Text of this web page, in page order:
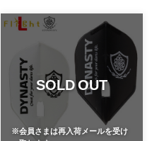
SOLD OUT
※会員さまは再入荷メールを受け